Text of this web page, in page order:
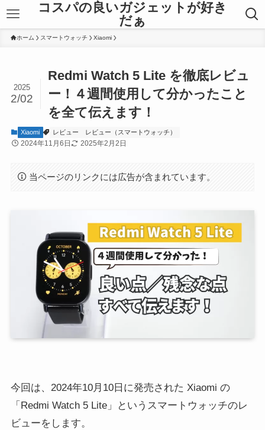
コスパの良いガジェットが好き
だぁ
ホーム スマートウォッチ Xiaomi
Redmi Watch 5 Lite を徹底レビュ
ー！４週間使用して分かったこと
を全て伝えます！
2025
2/02
Xiaomi レビュー レビュー（スマートウォッチ）
2024年11月6日 2025年2月2日
当ページのリンクには広告が含まれています。
今回は、2024年10月10日に発売された Xiaomi の
「Redmi Watch 5 Lite」というスマートウォッチのレ
ビューをします。